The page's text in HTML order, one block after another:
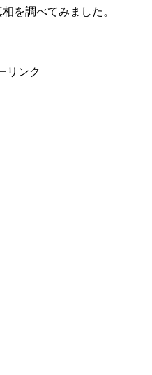
を調べてみました。
リンク